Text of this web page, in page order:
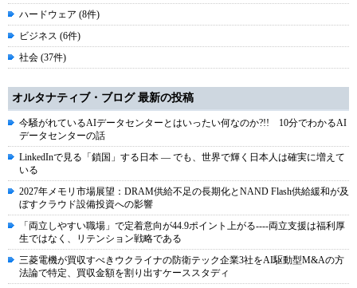
ハードウェア (8件)
ビジネス (6件)
社会 (37件)
オルタナティブ・ブログ 最新の投稿
今騒がれているAIデータセンターとはいったい何なのか?!! 10分でわかるAI
データセンターの話
LinkedInで見る「鎖国」する日本 ― でも、世界で輝く日本人は確実に増えて
いる
2027年メモリ市場展望：DRAM供給不足の長期化とNAND Flash供給緩和が及
ぼすクラウド設備投資への影響
「両立しやすい職場」で定着意向が44.9ポイント上がる----両立支援は福利厚
生ではなく、リテンション戦略である
三菱電機が買収すべきウクライナの防衛テック企業3社をAI駆動型M&Aの方
法論で特定、買収金額を割り出すケーススタディ